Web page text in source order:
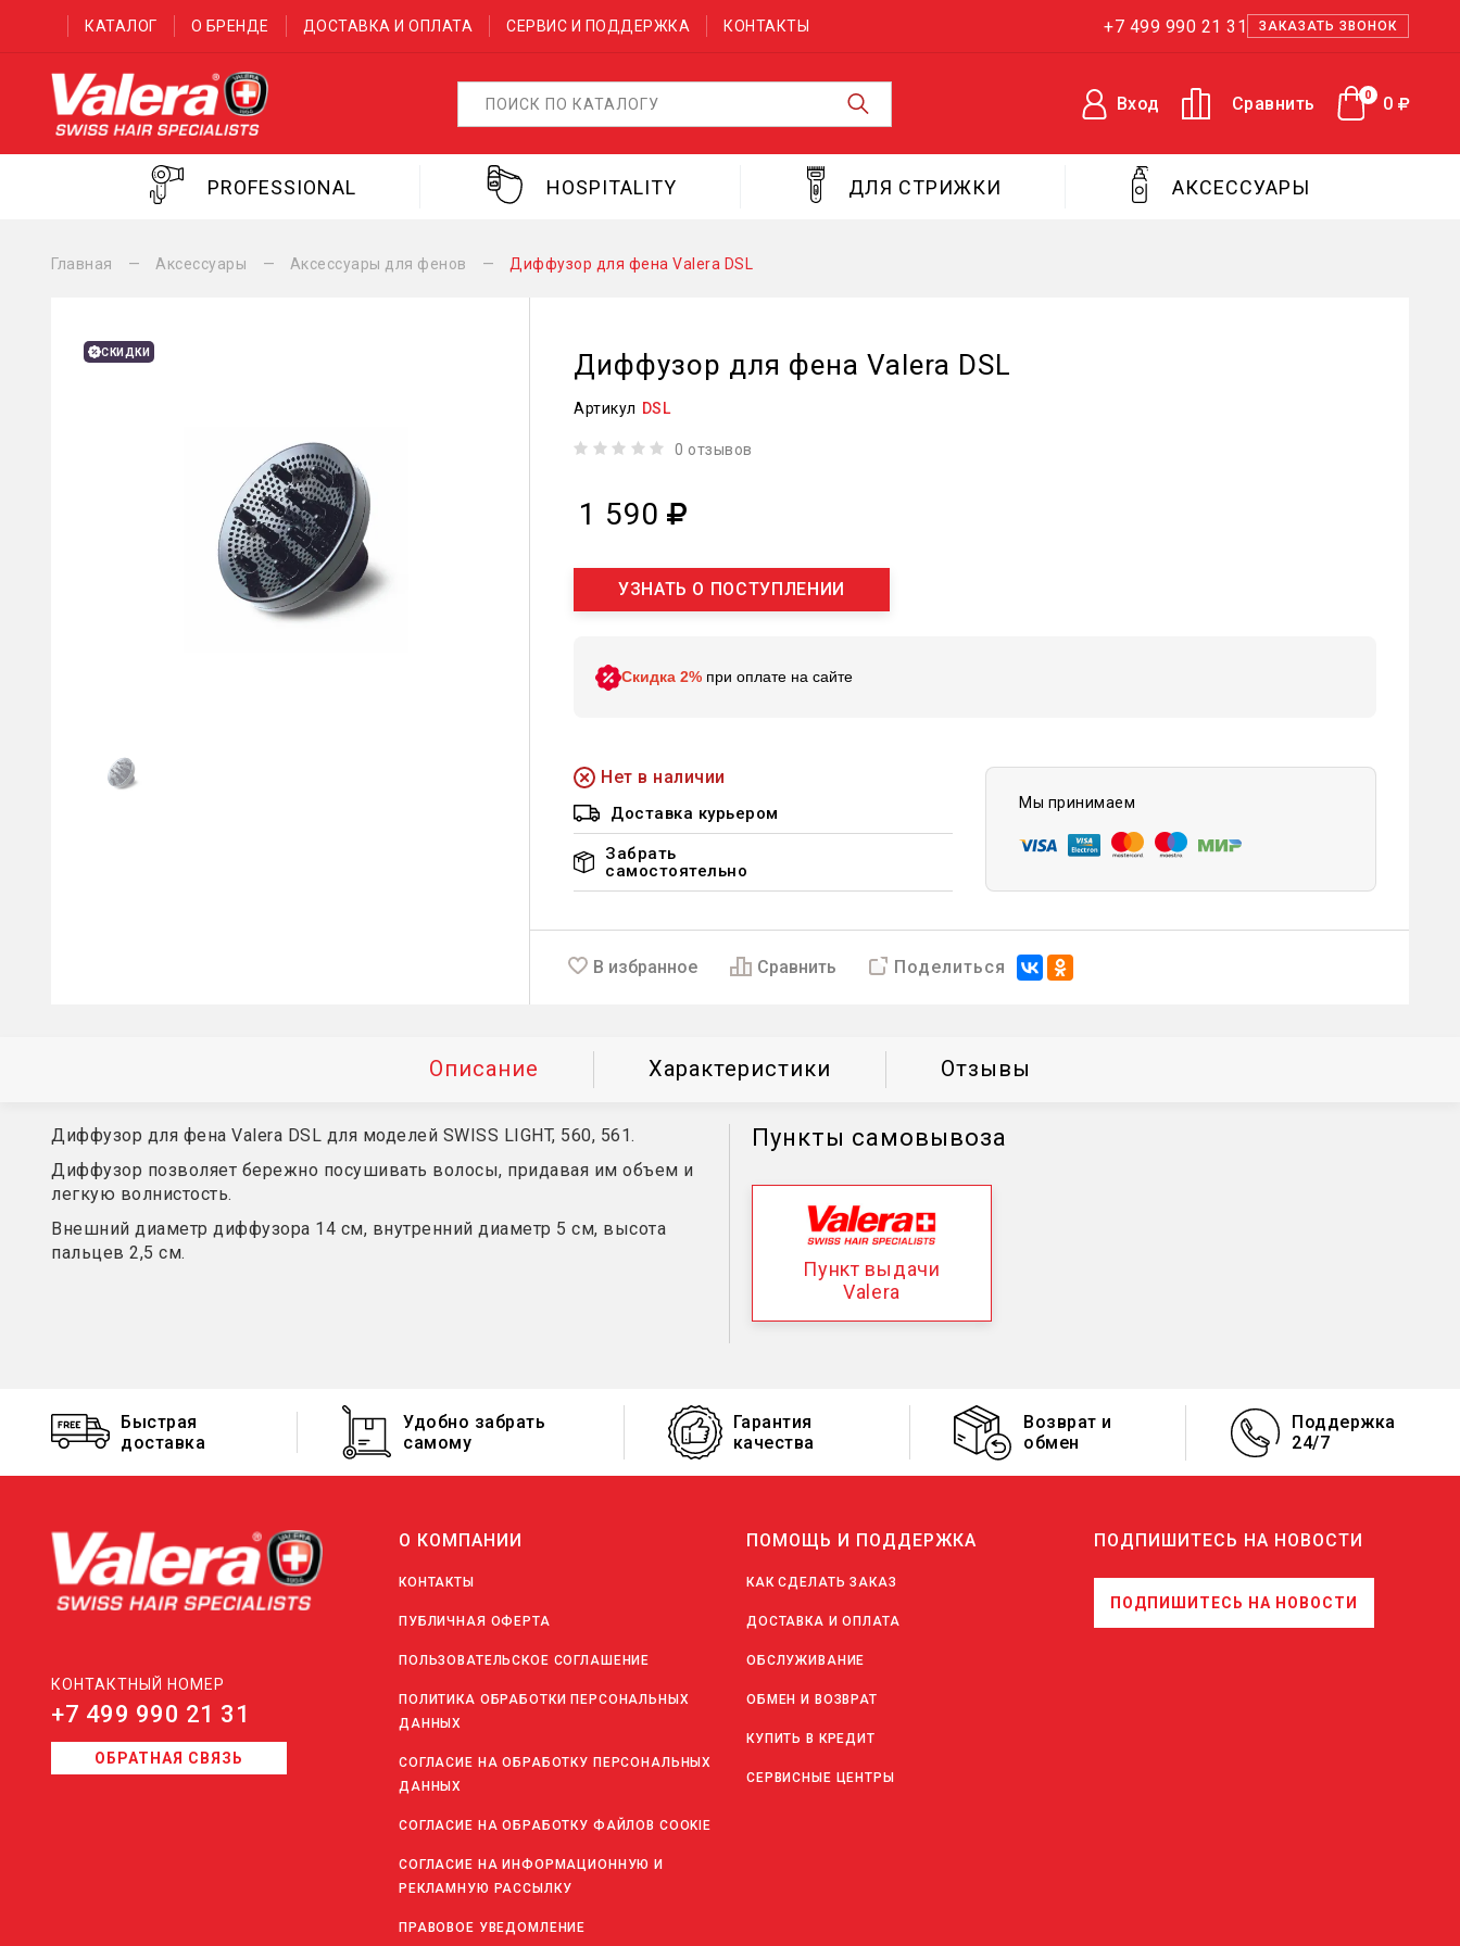
КАТАЛОГ О БРЕНДЕ ДОСТАВКА И ОПЛАТА СЕРВИС И ПОДДЕРЖКА КОНТАКТЫ +7 499 990 21 31 ЗАКАЗАТЬ ЗВОНОК
Вход Сравнить 0
0
PROFESSIONAL HOSPITALITY ДЛЯ СТРИЖКИ АКСЕССУАРЫ
Главная Аксессуары Аксессуары для фенов Диффузор для фена Valera DSL
СКИДКИ Диффузор для фена Valera DSL
Артикул DSL
0 отзывов
1 590
УЗНАТЬ О ПОСТУПЛЕНИИ
Скидка 2% при оплате на сайте
Нет в наличии
Доставка курьером
Забрать
самостоятельно
Мы принимаем
В избранное Сравнить Поделиться
Описание Характеристики Отзывы
Диффузор для фена Valera DSL для моделей SWISS LIGHT, 560, 561.
Диффузор позволяет бережно посушивать волосы, придавая им объем и
легкую волнистость.
Внешний диаметр диффузора 14 см, внутренний диаметр 5 см, высота
пальцев 2,5 см.
Пункты самовывоза
Пункт выдачи
Valera
Быстрая
доставка
Удобно забрать
самому
Гарантия
качества
Возврат и
обмен
Поддержка
24/7
КОНТАКТНЫЙ НОМЕР
+7 499 990 21 31
ОБРАТНАЯ СВЯЗЬ
О КОМПАНИИ
КОНТАКТЫ
ПУБЛИЧНАЯ ОФЕРТА
ПОЛЬЗОВАТЕЛЬСКОЕ СОГЛАШЕНИЕ
ПОЛИТИКА ОБРАБОТКИ ПЕРСОНАЛЬНЫХ
ДАННЫХ
СОГЛАСИЕ НА ОБРАБОТКУ ПЕРСОНАЛЬНЫХ
ДАННЫХ
СОГЛАСИЕ НА ОБРАБОТКУ ФАЙЛОВ COOKIE
СОГЛАСИЕ НА ИНФОРМАЦИОННУЮ И
РЕКЛАМНУЮ РАССЫЛКУ
ПРАВОВОЕ УВЕДОМЛЕНИЕ
ПОМОЩЬ И ПОДДЕРЖКА
КАК СДЕЛАТЬ ЗАКАЗ
ДОСТАВКА И ОПЛАТА
ОБСЛУЖИВАНИЕ
ОБМЕН И ВОЗВРАТ
КУПИТЬ В КРЕДИТ
СЕРВИСНЫЕ ЦЕНТРЫ
ПОДПИШИТЕСЬ НА НОВОСТИ
ПОДПИШИТЕСЬ НА НОВОСТИ